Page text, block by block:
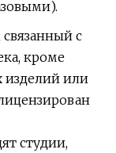
с
кроме
изделий или
студии,